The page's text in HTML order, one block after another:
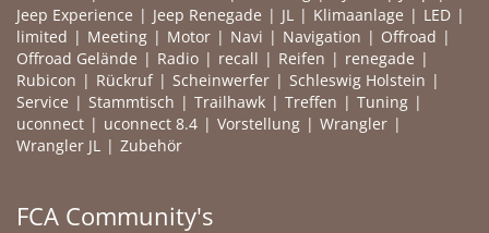
Jeep Experience
Jeep Renegade JL Klimaanlage
LED
limited
Meeting Motor Navi Navigation
Offroad
Offroad Gelände
Radio recall Reifen
renegade
Rubicon
Rückruf Scheinwerfer
Schleswig Holstein
Service
Stammtisch Trailhawk Treffen
Tuning
uconnect
uconnect 8.4 Vorstellung
Wrangler
Wrangler JL
Zubehör
FCA Community's